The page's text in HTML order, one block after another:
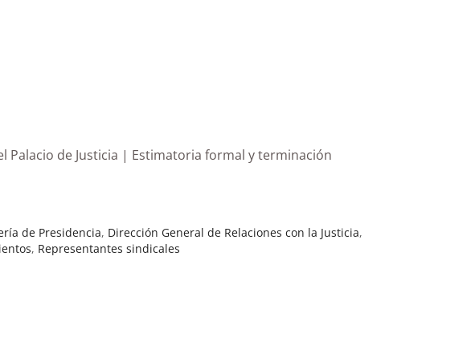
Palacio de Justicia | Estimatoria formal y terminación
de Presidencia, Dirección General de Relaciones con la Justicia,
, Representantes sindicales